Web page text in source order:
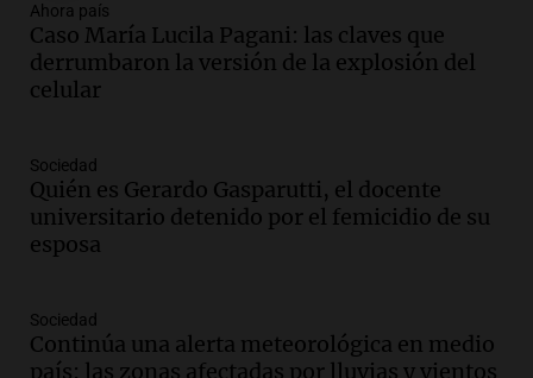
Audio.
El "Mono" de Kapanga
adelantó su show en Rosario.
Viva la Radio Rosario
Episodios
en suspenso a hombre por simular robo
de recaudación en San Luis
Panorama Federal
Episodios
ayuda por problemas de fertilidad y la
ostentación de millonarios
Amamos Argentina
Ahora país
Caso María Lucila Pagani: las claves que
derrumbaron la versión de la explosión del
celular
Sociedad
Quién es Gerardo Gasparutti, el docente
universitario detenido por el femicidio de su
esposa
Sociedad
Continúa una alerta meteorológica en medio
país: las zonas afectadas por lluvias y vientos